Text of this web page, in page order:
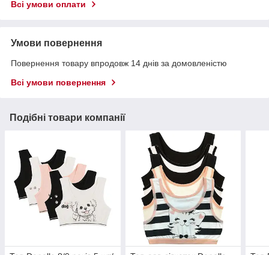
Всі умови оплати
Умови повернення
Повернення товару впродовж 14 днів за домовленістю
Всі умови повернення
Подібні товари компанії